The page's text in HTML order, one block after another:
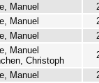
Manuel
Manuel
Manuel
Manuel
Christoph
Manuel